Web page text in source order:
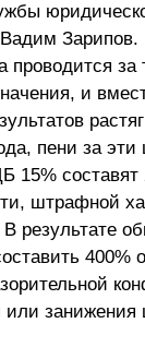
Зарипов.
проводится за
и
пени за эти
15%
штрафной
В результате
400%
занижения